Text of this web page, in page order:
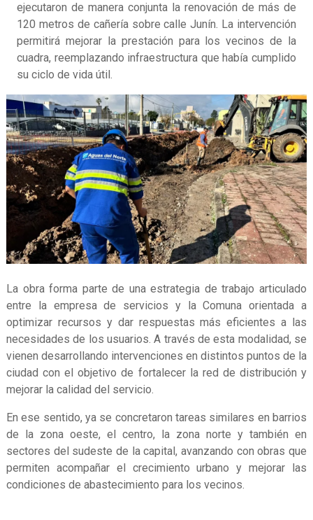
ejecutaron de manera conjunta la renovación de más de
120 metros de cañería sobre calle Junín. La intervención
permitirá mejorar la prestación para los vecinos de la
cuadra, reemplazando infraestructura que había cumplido
su ciclo de vida útil.
La obra forma parte de una estrategia de trabajo articulado
entre la empresa de servicios y la Comuna orientada a
optimizar recursos y dar respuestas más eficientes a las
necesidades de los usuarios. A través de esta modalidad, se
vienen desarrollando intervenciones en distintos puntos de la
ciudad con el objetivo de fortalecer la red de distribución y
mejorar la calidad del servicio.
En ese sentido, ya se concretaron tareas similares en barrios
de la zona oeste, el centro, la zona norte y también en
sectores del sudeste de la capital, avanzando con obras que
permiten acompañar el crecimiento urbano y mejorar las
condiciones de abastecimiento para los vecinos.